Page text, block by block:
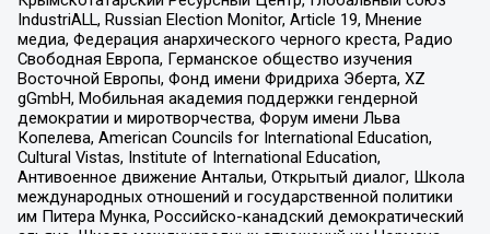
IndustriALL, Russian Election Monitor, Article 19, Мнение
медиа, Федерация анархического черного креста, Радио
Свободная Европа, Германское общество изучения
Восточной Европы, Фонд имени Фридриха Эберта, XZ
gGmbH, Мобильная академия поддержки гендерной
демократии и миротворчества, Форум имени Льва
Копелева, American Councils for International Education,
Cultural Vistas, Institute of International Education,
Антивоенное движение Антальи, Открытый диалог, Школа
международных отношений и государственной политики
им Питера Мунка, Российско-канадский демократический